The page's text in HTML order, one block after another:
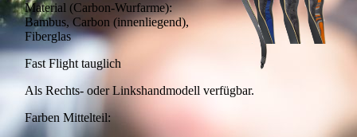
Material (Carbon-Wurfarme):
Bambus, Carbon (innenliegend),
Fiberglas
Fast Flight tauglich
Als Rechts- oder Linkshandmodell verfügbar.
Farben Mittelteil: